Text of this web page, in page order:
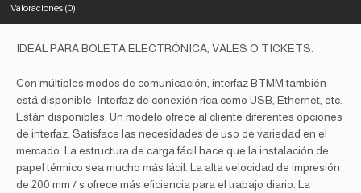
Valoraciones (0)
IDEAL PARA BOLETA ELECTRÓNICA, VALES O TICKETS.
Con múltiples modos de comunicación, interfaz BTMM también
está disponible. Interfaz de conexión rica como USB, Ethernet, etc.
Están disponibles. Un modelo ofrece al cliente diferentes opciones
de interfaz. Satisface las necesidades de uso de variedad en el
mercado. La estructura de carga fácil hace que la instalación de
papel térmico sea mucho más fácil. La alta velocidad de impresión
de 200 mm / s ofrece más eficiencia para el trabajo diario. La